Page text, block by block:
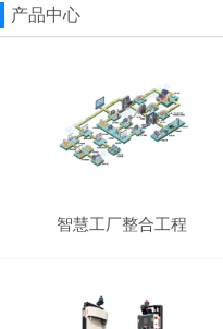
产品中心
智慧工厂整合工程